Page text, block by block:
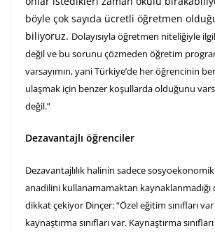
böyle çok sayıda ücretli öğretmen
biliyoruz. Dolayısıyla öğretmen niteliğiyle
değil ve bu sorunu çözmeden öğretim
varsayımın, yani Türkiye’de her öğrencinin
ulaşmak için benzer koşullarda olduğunu
değil.”
Dezavantajlı öğrenciler
Dezavantajlılık halinin sadece
anadilini kullanamamaktan
dikkat çekiyor Dinçer: “Özel eğitim sınıfları
kaynaştırma sınıfları var. Kaynaştırma